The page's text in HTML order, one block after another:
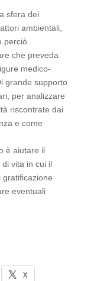
sfera dei
ambientali,
perciò
che preveda
medico-
grande supporto
per analizzare
riscontrate dai
e come
è aiutare il
vita in cui il
eventuali
X